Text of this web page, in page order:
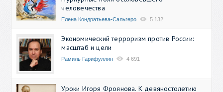
человечества
Елена Кондратьева-Сальгеро 5 132
Экономический терроризм против России:
масштаб и цели
Рамиль Гарифуллин 4 691
Уроки Игоря Фроянова. К девяностолетию